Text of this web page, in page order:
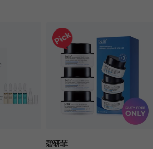
碧研菲